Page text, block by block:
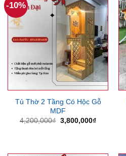
-10%
Tủ Thờ 2 Tầng Có Hộc Gỗ
MDF
4,200,000₫ Giá
3,800,000₫Giá